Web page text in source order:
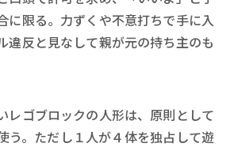
に限る。力ずくや不意打ちで手に入
違反と見なして親が元の持ち主のも
レゴブロックの人形は、原則として
う。ただし１人が４体を独占して遊